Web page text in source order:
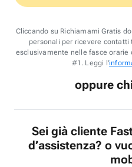
Cliccando su Richiamami Gratis
personali per ricevere
esclusivamente nelle fasce
#1. Leggi l'
oppure
Sei già cliente
d’assistenza? o